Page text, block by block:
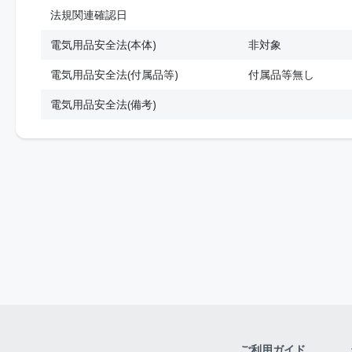
法規関連確認日
電気用品安全法(本体)
非対象
電気用品安全法(付属品等)
付属品等無し
電気用品安全法(備考)